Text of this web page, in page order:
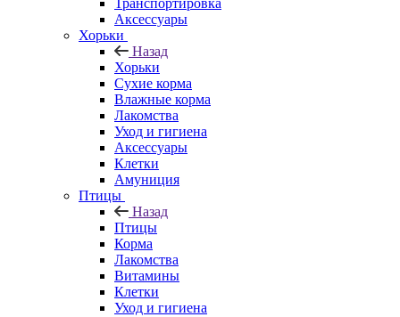
Транспортировка
Аксессуары
Хорьки
Назад
Хорьки
Сухие корма
Влажные корма
Лакомства
Уход и гигиена
Аксессуары
Клетки
Амуниция
Птицы
Назад
Птицы
Корма
Лакомства
Витамины
Клетки
Уход и гигиена